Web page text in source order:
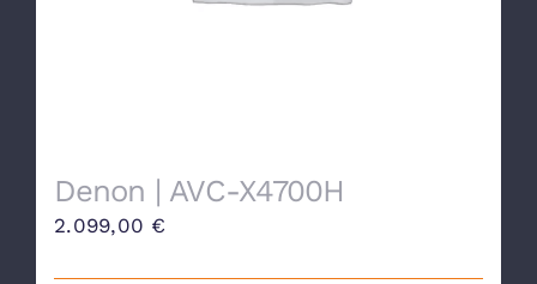
Denon | AVC-X4700H
2.099,00 €